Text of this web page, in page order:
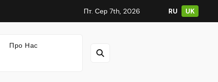
Пт. Сер 7th, 2026 RU UK
Про Нас